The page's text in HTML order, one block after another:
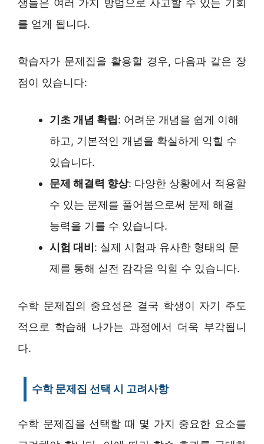
생들은 여러 가지 방법으로 사고할 수 있는 기회
를 얻게 됩니다.
학습자가 문제집을 활용할 경우, 다음과 같은 장
점이 있습니다:
기초 개념 확립: 어려운 개념을 쉽게 이해
하고, 기본적인 개념을 확실하게 익힐 수
있습니다.
문제 해결력 향상: 다양한 상황에서 적용할
수 있는 문제를 풀어봄으로써 문제 해결
능력을 기를 수 있습니다.
시험 대비: 실제 시험과 유사한 형태의 문
제를 통해 실전 감각을 익힐 수 있습니다.
수학 문제집의 중요성은 결국 학생이 자기 주도
적으로 학습해 나가는 과정에서 더욱 부각됩니
다.
수학 문제집 선택 시 고려사항
수학 문제집을 선택할 때 몇 가지 중요한 요소를